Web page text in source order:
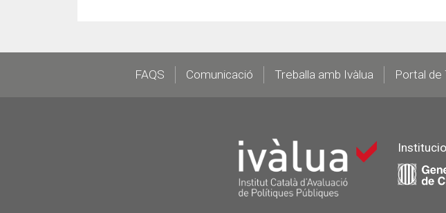
FooterFAQS Comunicació Treballa amb Ivàlua Portal de